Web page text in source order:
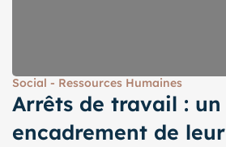
Social - Ressources Humaines
Arrêts de travail :
encadrement de